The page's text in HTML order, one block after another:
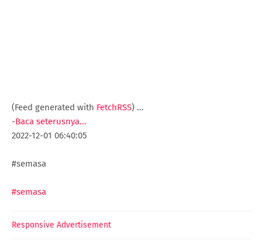
(Feed generated with FetchRSS) ...
-Baca seterusnya...
2022-12-01 06:40:05
#semasa
#semasa
Responsive Advertisement